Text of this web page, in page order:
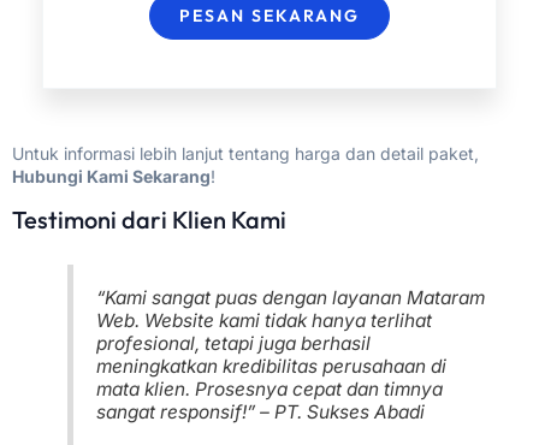
PESAN SEKARANG
Untuk informasi lebih lanjut tentang harga dan detail paket,
Hubungi Kami Sekarang!
Testimoni dari Klien Kami
“Kami sangat puas dengan layanan Mataram
Web. Website kami tidak hanya terlihat
profesional, tetapi juga berhasil
meningkatkan kredibilitas perusahaan di
mata klien. Prosesnya cepat dan timnya
sangat responsif!” – PT. Sukses Abadi